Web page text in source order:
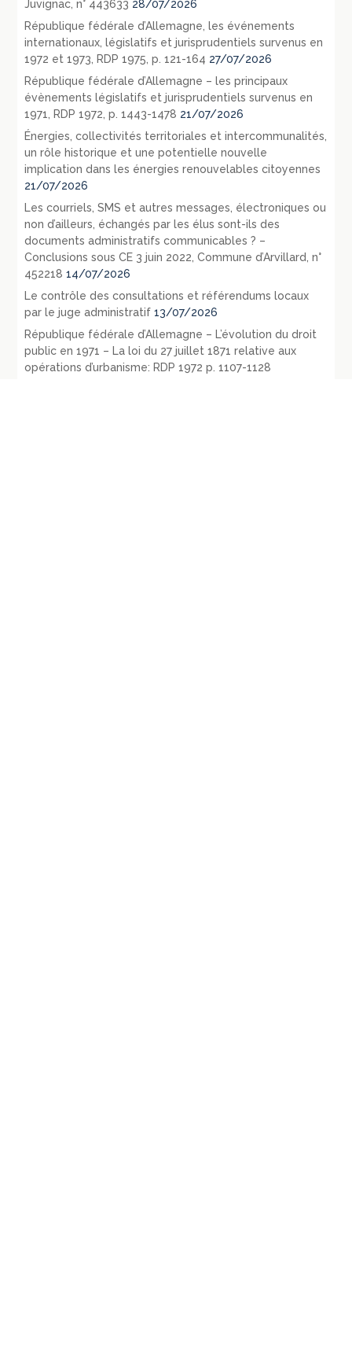
Juvignac, n° 443633 28/07/2026
République fédérale d’Allemagne, les événements
internationaux, législatifs et jurisprudentiels survenus en
1972 et 1973, RDP 1975, p. 121-164 27/07/2026
République fédérale d’Allemagne – les principaux
évènements législatifs et jurisprudentiels survenus en
1971, RDP 1972, p. 1443-1478 21/07/2026
Énergies, collectivités territoriales et intercommunalités,
un rôle historique et une potentielle nouvelle
implication dans les énergies renouvelables citoyennes
21/07/2026
Les courriels, SMS et autres messages, électroniques ou
non d’ailleurs, échangés par les élus sont-ils des
documents administratifs communicables ? –
Conclusions sous CE 3 juin 2022, Commune d’Arvillard, n°
452218 14/07/2026
Le contrôle des consultations et référendums locaux
par le juge administratif 13/07/2026
République fédérale d’Allemagne – L’évolution du droit
public en 1971 – La loi du 27 juillet 1871 relative aux
opérations d’urbanisme: RDP 1972 p. 1107-1128